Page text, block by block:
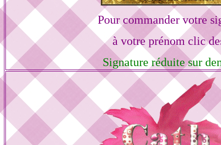
Pour commander votre
à votre prénom clic
Signature réduite sur